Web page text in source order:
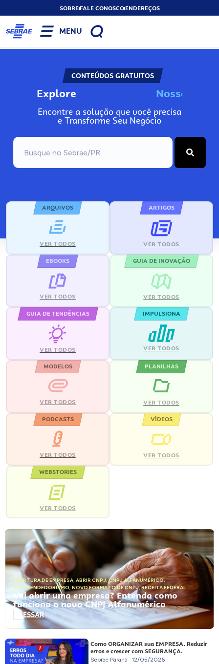
SOBREFALE CONOSCOENDEREÇOS
MENU
CONTEÚDOS GRATUITOS
Explore No
Encontre a solução que você precisa
e Transforme Seu Negócio
ARQUIVOS
VER TODOS
ARTIGOS
VER TODOS
EBOOKS
VER TODOS
GUIA DE INOVAÇÃO
VER TODOS
GUIA DE TENDÊNCIAS
VER TODOS
IMPULSIONA
VER TODOS
MODELOS
VER TODOS
PLANILHAS
VER TODOS
PODCASTS
VER TODOS
VÍDEOS
VER TODOS
WEBSTORIES
VER TODOS
ABERTURA DE EMPRESA, ABRIR CNPJ,CNPJ ALFANUMÉRICO,
EMPREENDEDORISMO, NOVO FORMATO DE CNPJ,RECEITA FEDERAL
Vai abrir uma empresa? Entenda como
funciona o novo CNPJ Alfanumérico
ACESSAR
Como ORGANIZAR sua EMPRESA. Reduzir
erros e crescer com SEGURANÇA.
Sebrae Paraná 12/05/2026